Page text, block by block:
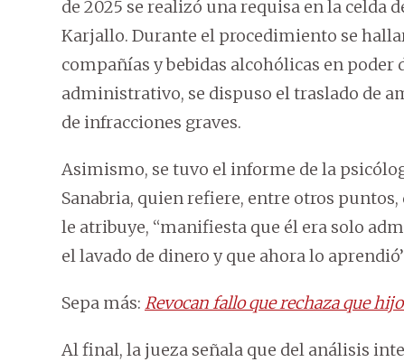
de 2025 se realizó una requisa en la celda
Karjallo. Durante el procedimiento se
compañías y bebidas alcohólicas en
administrativo, se dispuso el traslado de
de infracciones graves.
Asimismo, se tuvo el informe de la
Sanabria, quien refiere, entre otros
le atribuye, “manifiesta que él era solo
el lavado de dinero y que ahora lo
Sepa más: Revocan fallo que rechaza que
Al final, la jueza señala que del análisis